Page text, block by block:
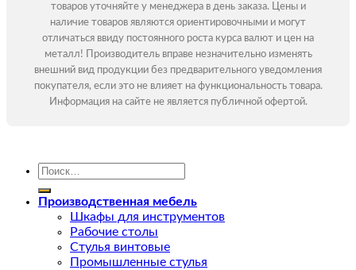
товаров уточняйте у менеджера в день заказа. Цены и
наличие товаров являются ориентировочными и могут
отличаться ввиду постоянного роста курса валют и цен на
металл! Производитель вправе незначительно изменять
внешний вид продукции без предварительного уведомления
покупателя, если это не влияет на функциональность товара.
Информация на сайте не является публичной офертой.
Искать:
Производственная мебель
Шкафы для инструментов
Рабочие столы
Стулья винтовые
Промышленные стулья